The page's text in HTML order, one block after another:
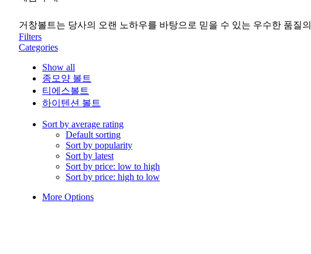
거창볼트는 당사의 오랜 노하우를 바탕으로 믿을 수 있는 우수한 품질
Filters
Categories
Show all
종모양 볼트
티에스볼트
하이텐션 볼트
Sort by average rating
Default sorting
Sort by popularity
Sort by latest
Sort by price: low to high
Sort by price: high to low
More Options